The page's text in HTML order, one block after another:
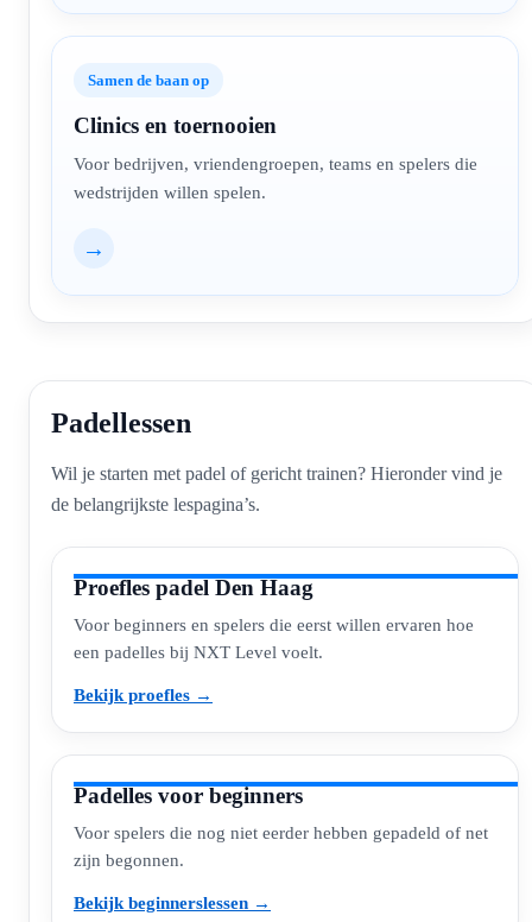
Samen de baan op
Clinics en toernooien
Voor bedrijven, vriendengroepen, teams en spelers die
wedstrijden willen spelen.
→
Padellessen
Wil je starten met padel of gericht trainen? Hieronder vind je
de belangrijkste lespagina’s.
Proefles padel Den Haag
Voor beginners en spelers die eerst willen ervaren hoe
een padelles bij NXT Level voelt.
Bekijk proefles →
Padelles voor beginners
Voor spelers die nog niet eerder hebben gepadeld of net
zijn begonnen.
Bekijk beginnerslessen →